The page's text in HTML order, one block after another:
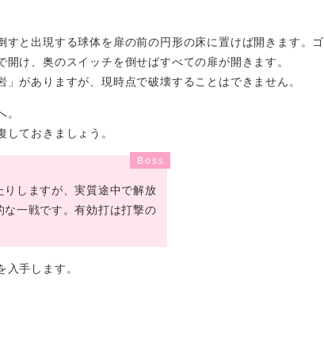
すと出現する球体を扉の前の円形の床に置けば開きます。ゴ
け、奥のスイッチを倒せばすべての扉が開きます。
がありますが、現時点で破壊することはできません。
。
ておきましょう。
しますが、実質途中で解放
一戦です。有効打は打撃の
入手します。